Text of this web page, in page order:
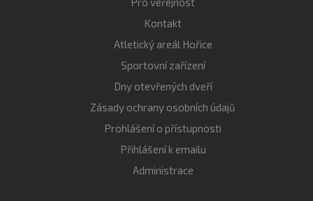
Kontakt
Atletický areál Hořice
Sportovní zařízení
Dny otevřených dveří
Zásady ochrany osobních údajů
Prohlášení o přístupnosti
Přihlášení k emailu
Administrace